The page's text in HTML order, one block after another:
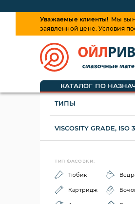
Уважаемые клиенты! Мы
заявленной цене. Условия
КАТАЛОГ ПО
ТИПЫ
VISCOSITY GRADE, ISO
ТИП ФАСОВКИ:
Тюбик
Картридж